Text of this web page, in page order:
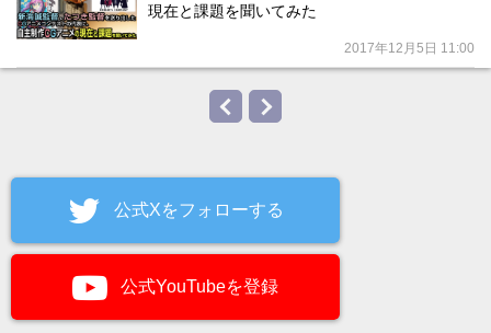
マンガ
現在と課題を聞いてみた
2017年12月5日 11:00
公式Xをフォローする
公式YouTubeを登録